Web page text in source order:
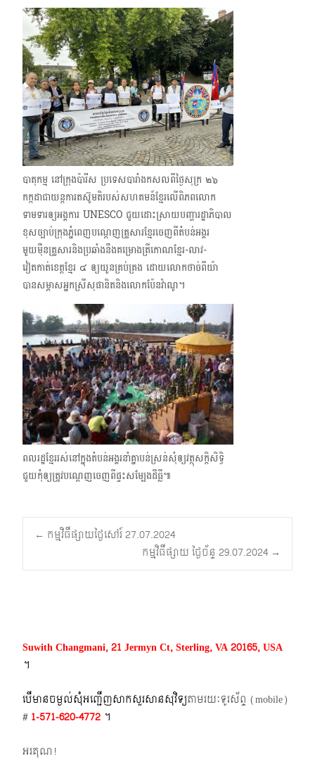
បាតុកម្ម នៅក្រុងប៉ារីស ប្រទេសបារាំងកសលពីថ្ងៃសុក្រ ๒๖
កក្កដាជាយន្តការតស៊ូមតិរបស់សហគមន៍ខ្មែរលើពិភពលោក
ទាមទារឲ្យអង្គការ UNESCO ជួយដោះស្រាយបញ្ហារដ្ឋាភិបាល
ខុសច្បាប់ក្រុងភ្នំពេញបណ្ដេញគ្រួសារខ្មែរចេញពីតំបន់អង្គរ​
មួយម៉ឺនគ្រួសារ​និងប្រឆាំងនឹងគម្រោងត្រីកោណខ្មែរ-លាវ-
វៀតកាត់ខេត្តខ្មែរ​ ๔ ឲ្យយួនគ្រប់គ្រង ដោយលោកថាច់ពីយ៉ា
បានសម្ភាសអ្នកស្រីសុផានិត​និង​លោកប៉ែនវ៉ាណូ។​
ពលរដ្ឋខ្មែររស់នៅក្នុងតំបន់អង្គរនាំគ្នាបន់ស្រន់សុំឲ្យវត្ថុសក្តិសិទ្ធិ
ជួយកុំឲ្យត្រូវបណ្ដេញចេញពីផ្ទះសម្បែងដីធ្លី៕
Post
navigation
← កម្មវិធីផ្សាយថ្ងៃសៅរ៍ 27.07.2024
កម្មវិធីផ្សាយ ថ្ងៃច័ន្ទ 29.07.2024 →
Suwith Changmani, 21 Jermyn Ct, Sterling, VA 20165, USA
។​
បើមានចម្ងល់​សុំអញ្ជើញសាកសួរសានសុវិទ្យតាមរយៈទូរស័ព្ទ​ (mobile)​
# 1-571-620-4772​ ។
អរគុណ!